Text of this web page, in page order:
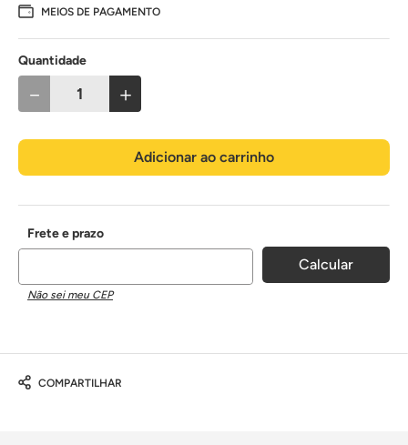
MEIOS DE PAGAMENTO
Quantidade
＋
－
Adicionar ao carrinho
Não sei meu CEP
COMPARTILHAR